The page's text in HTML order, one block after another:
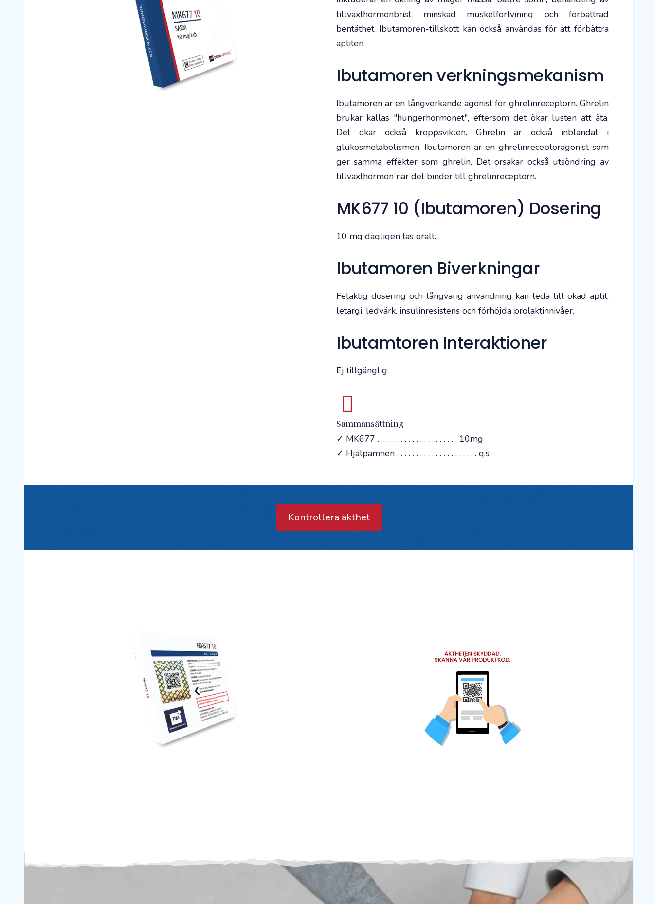
tillväxthormonbrist, minskad muskelförtvining och förbättrad
bentäthet. Ibutamoren-tillskott kan också användas för att förbättra
aptiten.
Ibutamoren verkningsmekanism
Ibutamoren är en långverkande agonist för ghrelinreceptorn. Ghrelin
brukar kallas "hungerhormonet", eftersom det ökar lusten att äta.
Det ökar också kroppsvikten. Ghrelin är också inblandat i
glukosmetabolismen. Ibutamoren är en ghrelinreceptoragonist som
ger samma effekter som ghrelin. Det orsakar också utsöndring av
tillväxthormon när det binder till ghrelinreceptorn.
MK677 10 (Ibutamoren) Dosering
10 mg dagligen tas oralt.
Ibutamoren Biverkningar
Felaktig dosering och långvarig användning kan leda till ökad aptit,
letargi, ledvärk, insulinresistens och förhöjda prolaktinnivåer.
Ibutamtoren Interaktioner
Ej tillgänglig.
Sammansättning
✓ MK677 . . . . . . . . . . . . . . . . . . . . . 10mg
✓ Hjälpämnen . . . . . . . . . . . . . . . . . . . . . q.s
Kontrollera äkthet